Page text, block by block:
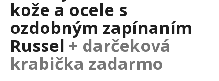
0,0
hviezdičiek.
kože a ocele s
ozdobným zapínaním
Russel + darčeková
krabička zadarmo
HĽADAŤ
O
d
p